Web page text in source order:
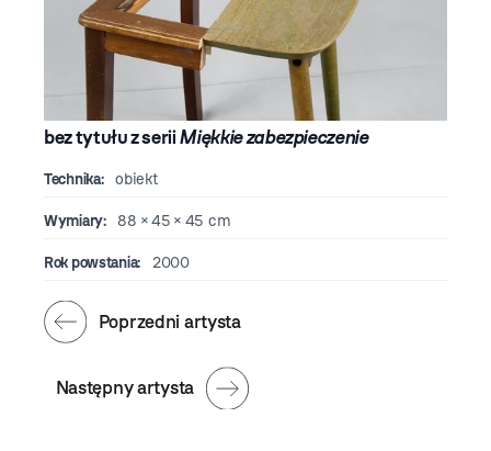
bez tytułu z seriiMiękkie zabezpieczenie
Technika: obiekt
Wymiary: 88 × 45 × 45 cm
Rok powstania: 2000
Następny artysta
Poprzedni artysta